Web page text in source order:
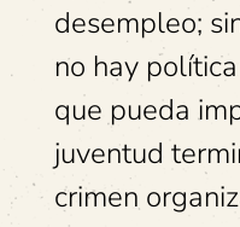
desempleo;
no hay
que pueda
juventud
crimen